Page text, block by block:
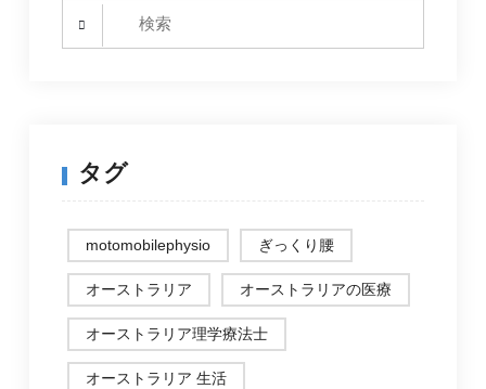
Search
タグ
motomobilephysio ぎっくり腰
オーストラリア オーストラリアの医療
オーストラリア理学療法士
オーストラリア 生活